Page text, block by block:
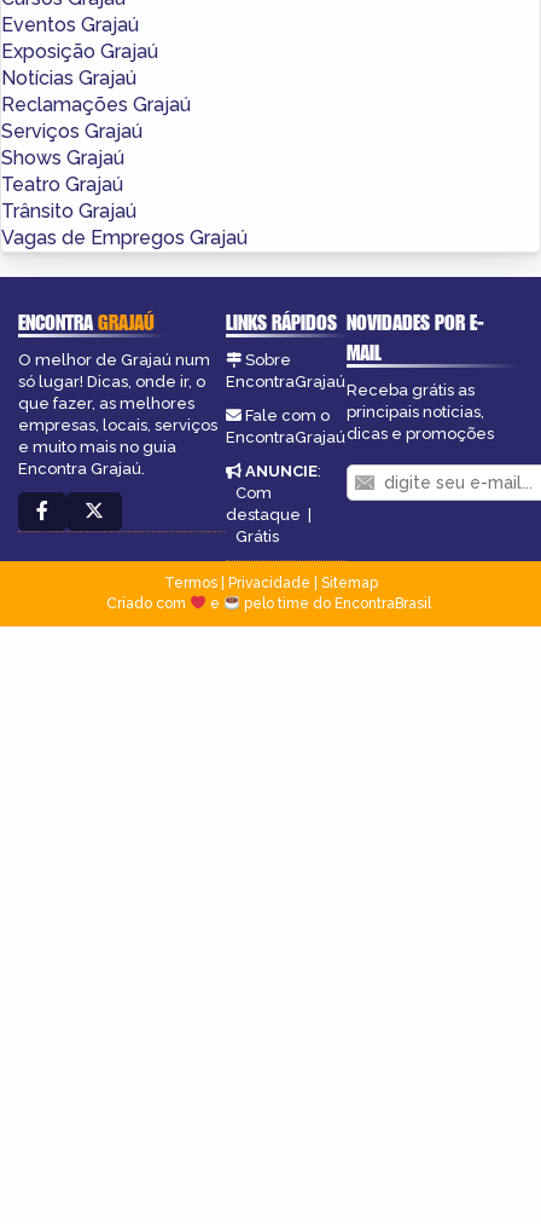
Eventos Grajaú
Exposição Grajaú
Notícias Grajaú
Reclamações Grajaú
Serviços Grajaú
Shows Grajaú
Teatro Grajaú
Trânsito Grajaú
Vagas de Empregos Grajaú
ENCONTRAGRAJAÚ
O melhor de Grajaú num
só lugar! Dicas, onde ir, o
que fazer, as melhores
empresas, locais, serviços
e muito mais no guia
Encontra Grajaú.
LINKS RÁPIDOS
Sobre
EncontraGrajaú
Fale com o
EncontraGrajaú
ANUNCIE:
Com
destaque
Grátis
NOVIDADES POR E-
MAIL
Receba grátis as
principais notícias,
dicas e promoções
Termos| Privacidade
Sitemap
Criado com
e pelo time do EncontraBrasil